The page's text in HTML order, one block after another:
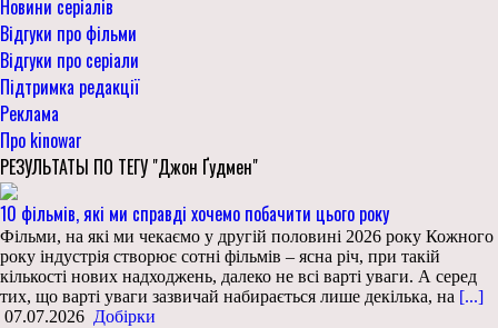
Новини серіалів
Відгуки про фільми
Відгуки про серіали
Підтримка редакції
Реклама
Про kinowar
РЕЗУЛЬТАТЫ ПО ТЕГУ "Джон Ґудмен"
10 фільмів, які ми справді хочемо побачити цього року
Фільми, на які ми чекаємо у другій половині 2026 року Кожного
року індустрія створює сотні фільмів – ясна річ, при такій
кількості нових надходжень, далеко не всі варті уваги. А серед
тих, що варті уваги зазвичай набирається лише декілька, на [...]
07.07.2026 Добірки